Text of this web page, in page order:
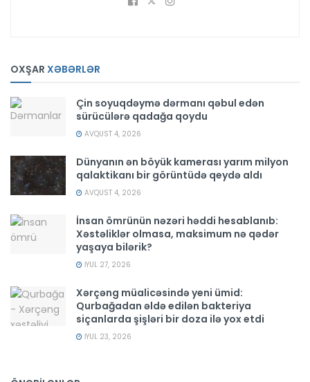
OXŞAR XƏBƏRLƏR
Çin soyuqdəymə dərmanı qəbul edən
sürücülərə qadağa qoydu
AVQUST 4, 2026
Dünyanın ən böyük kamerası yarım milyon
qalaktikanı bir görüntüdə qeydə aldı
AVQUST 4, 2026
İnsan ömrünün nəzəri həddi hesablanıb:
Xəstəliklər olmasa, maksimum nə qədər
yaşaya bilərik?
İYUL 27, 2026
Xərçəng müalicəsində yeni ümid:
Qurbağadan əldə edilən bakteriya
siçanlarda şişləri bir doza ilə yox etdi
İYUL 23, 2026